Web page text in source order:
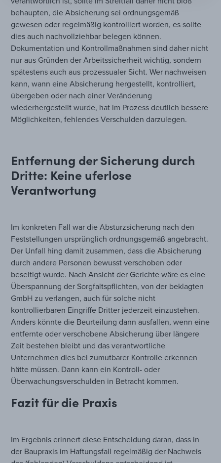
behaupten, die Absicherung sei ordnungsgemäß
gewesen oder regelmäßig kontrolliert worden, es sollte
dies auch nachvollziehbar belegen können.
Dokumentation und Kontrollmaßnahmen sind daher nicht
nur aus Gründen der Arbeitssicherheit wichtig, sondern
spätestens auch aus prozessualer Sicht. Wer nachweisen
kann, wann eine Absicherung hergestellt, kontrolliert,
übergeben oder nach einer Veränderung
wiederhergestellt wurde, hat im Prozess deutlich bessere
Möglichkeiten, fehlendes Verschulden darzulegen.
Entfernung der Sicherung durch
Dritte: Keine uferlose
Verantwortung
Im konkreten Fall war die Absturzsicherung nach den
Feststellungen ursprünglich ordnungsgemäß angebracht.
Der Unfall hing damit zusammen, dass die Absicherung
durch andere Personen bewusst verschoben oder
beseitigt wurde. Nach Ansicht der Gerichte wäre es eine
Überspannung der Sorgfaltspflichten, von der beklagten
GmbH zu verlangen, auch für solche nicht
kontrollierbaren Eingriffe Dritter jederzeit einzustehen.
Anders könnte die Beurteilung dann ausfallen, wenn eine
entfernte oder verschobene Absicherung über längere
Zeit bestehen bleibt und das verantwortliche
Unternehmen dies bei zumutbarer Kontrolle erkennen
hätte müssen. Dann kann ein Kontroll- oder
Überwachungsverschulden in Betracht kommen.
Fazit für die Praxis
Im Ergebnis erinnert diese Entscheidung daran, dass in
der Baupraxis im Haftungsfall regelmäßig der Nachweis